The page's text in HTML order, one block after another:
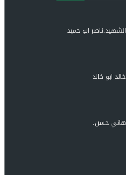
الشهيد.ناصر ابو حميد
خالد ابو خالد
هاني حسن.